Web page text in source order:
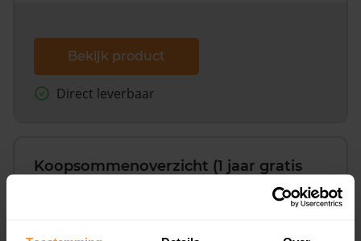
Bekijk product
Direct leverbaar
Koopsommenoverzicht (1 jaar gratis